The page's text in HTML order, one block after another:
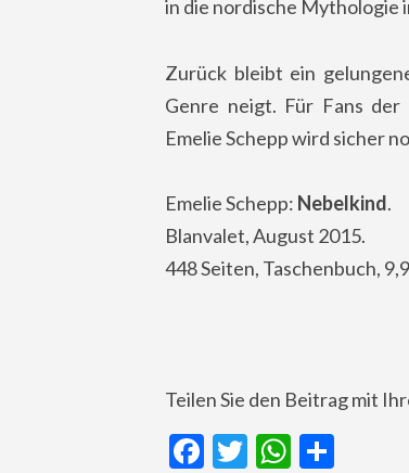
in die nordische Mythologie
Zurück bleibt ein
Genre neigt. Für Fans
Emelie Schepp wird sicher
Emelie Schepp: Nebelkind.
Blanvalet, August 2015.
448 Seiten, Taschenbuch,
Teilen Sie den Beitrag mit
Facebook
Twitter